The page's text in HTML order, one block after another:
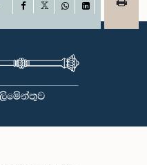
Facebook
WhatsAppLinkedIn